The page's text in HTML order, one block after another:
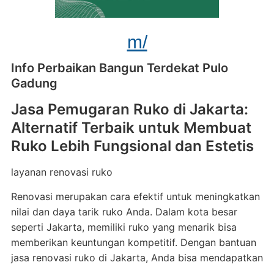
m/
Info Perbaikan Bangun Terdekat Pulo
Gadung
Jasa Pemugaran Ruko di Jakarta:
Alternatif Terbaik untuk Membuat
Ruko Lebih Fungsional dan Estetis
layanan renovasi ruko
Renovasi merupakan cara efektif untuk meningkatkan
nilai dan daya tarik ruko Anda. Dalam kota besar
seperti Jakarta, memiliki ruko yang menarik bisa
memberikan keuntungan kompetitif. Dengan bantuan
jasa renovasi ruko di Jakarta, Anda bisa mendapatkan